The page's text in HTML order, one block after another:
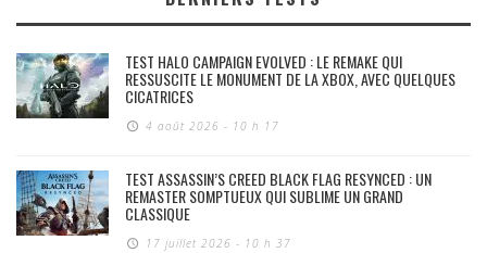
TEST HALO CAMPAIGN EVOLVED : LE REMAKE QUI
RESSUSCITE LE MONUMENT DE LA XBOX, AVEC QUELQUES
CICATRICES
4 août 2026 - 10 h 17
TEST ASSASSIN’S CREED BLACK FLAG RESYNCED : UN
REMASTER SOMPTUEUX QUI SUBLIME UN GRAND
CLASSIQUE
17 juillet 2026 - 10 h 37